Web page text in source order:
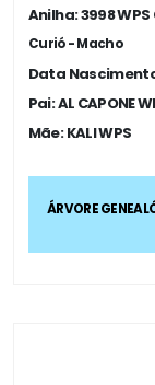
Anilha: 3998 WPS
Curió - Macho
Data
Pai: AL CAPONE
Mãe: KALI WPS
ÁRVORE